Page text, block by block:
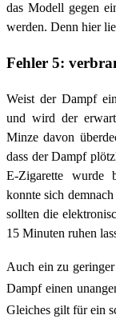
das Modell gegen
werden. Denn hier
Fehler 5:
Weist der Dampf
und wird der
Minze davon
dass der Dampf
E-Zigarette
konnte sich
sollten die
15 Minuten ruhen
Auch ein zu
Dampf einen
Gleiches gilt für ein